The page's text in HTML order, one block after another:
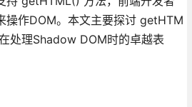
操作DOM。本文主要探讨 getHTM
处理Shadow DOM时的卓越表